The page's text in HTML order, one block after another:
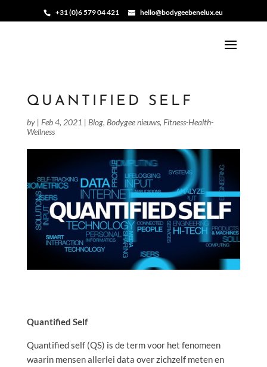
+31 (0)6 579 04 421 hello@bodygeebenelux.eu
QUANTIFIED SELF
by | Feb 4, 2021 | Blog, Bodygee nieuws, Fitness-Health-
Wellness
Quantified Self
Quantified self (QS) is de term voor het fenomeen
waarin mensen allerlei data over zichzelf meten en